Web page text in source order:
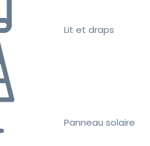
Lit et draps
Panneau solaire